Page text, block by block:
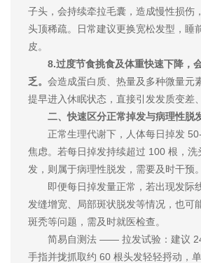
子头，会持续牵拉毛囊，造成慢性损伤
头顶稀疏。日常建议更换宽松发型，睡
皮。
8.过度节食挑食及体重快速下降，
乏。 会造成蛋白质、热量及多种微量元
提早进入休眠状态，直接引发发质变差
二、快速区分正常掉发与病理性脱
正常生理代谢下，人体每日掉发
焦虑。若每日掉发持续超过 100 根，洗
发，则属于病理性脱发，需要及时干预。
即便每日掉发量正常，若出现发际
发缝增宽、局部斑状脱发等情况，也可
斑秃等问题，需及时就医检查。
简易自测法 —— 拉发试验：建议
手指并拢抓取约 60 根头发轻轻捋动，